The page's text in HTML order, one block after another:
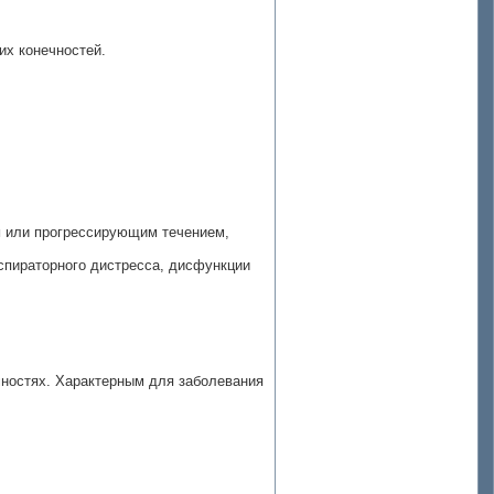
конечностей.
прогрессирующим течением,
дистресса, дисфункции
Характерным для заболевания